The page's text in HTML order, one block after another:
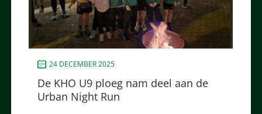
24 DECEMBER 2025
De KHO U9 ploeg nam deel aan de
Urban Night Run